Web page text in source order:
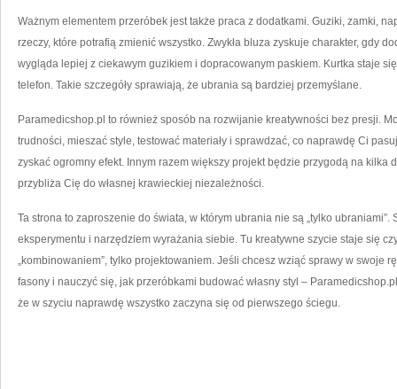
Ważnym elementem przeróbek jest także praca z dodatkami. Guziki, zamki,
rzeczy, które potrafią zmienić wszystko. Zwykła bluza zyskuje charakter, gdy
wygląda lepiej z ciekawym guzikiem i dopracowanym paskiem. Kurtka staje
telefon. Takie szczegóły sprawiają, że ubrania są bardziej przemyślane.
Paramedicshop.pl to również sposób na rozwijanie kreatywności bez presji.
trudności, mieszać style, testować materiały i sprawdzać, co naprawdę Ci
zyskać ogromny efekt. Innym razem większy projekt będzie przygodą na kilka
przybliża Cię do własnej krawieckiej niezależności.
Ta strona to zaproszenie do świata, w którym ubrania nie są „tylko
eksperymentu i narzędziem wyrażania siebie. Tu kreatywne szycie staje się
„kombinowaniem”, tylko projektowaniem. Jeśli chcesz wziąć sprawy w swoje
fasony i nauczyć się, jak przeróbkami budować własny styl –
że w szyciu naprawdę wszystko zaczyna się od pierwszego ściegu.